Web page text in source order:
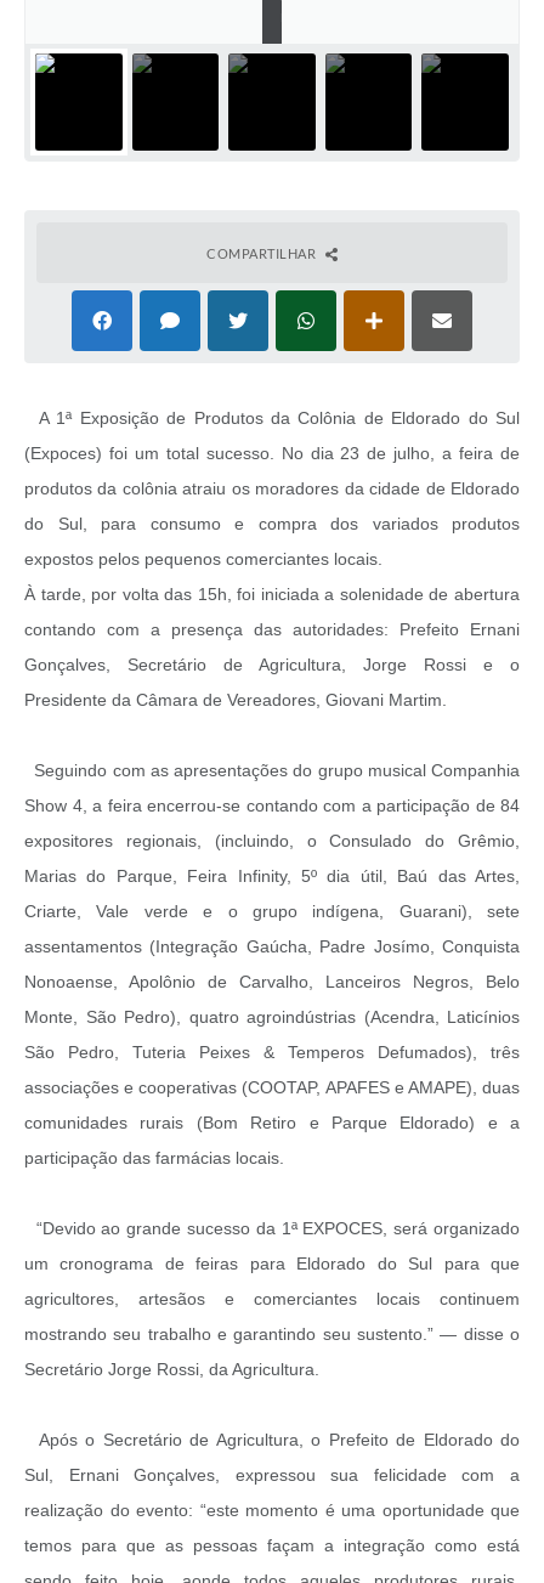
COMPARTILHAR
A 1ª Exposição de Produtos da Colônia de Eldorado do Sul
(Expoces) foi um total sucesso. No dia 23 de julho, a feira de
produtos da colônia atraiu os moradores da cidade de Eldorado
do Sul, para consumo e compra dos variados produtos
expostos pelos pequenos comerciantes locais.
À tarde, por volta das 15h, foi iniciada a solenidade de abertura
contando com a presença das autoridades: Prefeito Ernani
Gonçalves, Secretário de Agricultura, Jorge Rossi e o
Presidente da Câmara de Vereadores, Giovani Martim.
Seguindo com as apresentações do grupo musical Companhia
Show 4, a feira encerrou-se contando com a participação de 84
expositores regionais, (incluindo, o Consulado do Grêmio,
Marias do Parque, Feira Infinity, 5º dia útil, Baú das Artes,
Criarte, Vale verde e o grupo indígena, Guarani), sete
assentamentos (Integração Gaúcha, Padre Josímo, Conquista
Nonoaense, Apolônio de Carvalho, Lanceiros Negros, Belo
Monte, São Pedro), quatro agroindústrias (Acendra, Laticínios
São Pedro, Tuteria Peixes & Temperos Defumados), três
associações e cooperativas (COOTAP, APAFES e AMAPE), duas
comunidades rurais (Bom Retiro e Parque Eldorado) e a
participação das farmácias locais.
“Devido ao grande sucesso da 1ª EXPOCES, será organizado
um cronograma de feiras para Eldorado do Sul para que
agricultores, artesãos e comerciantes locais continuem
mostrando seu trabalho e garantindo seu sustento.” — disse o
Secretário Jorge Rossi, da Agricultura.
Após o Secretário de Agricultura, o Prefeito de Eldorado do
Sul, Ernani Gonçalves, expressou sua felicidade com a
realização do evento: “este momento é uma oportunidade que
temos para que as pessoas façam a integração como está